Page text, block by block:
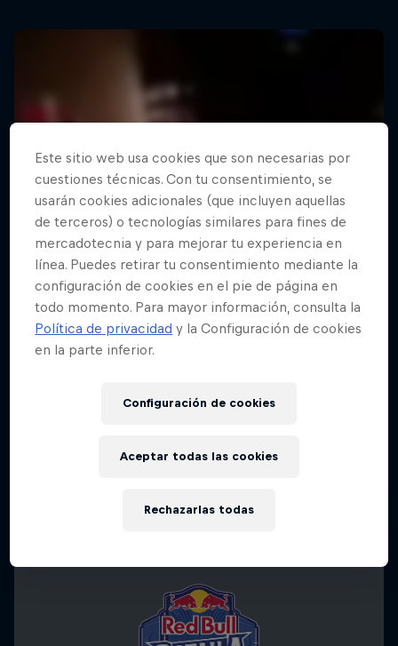
Este sitio web usa cookies que son necesarias por
cuestiones técnicas. Con tu consentimiento, se
usarán cookies adicionales (que incluyen aquellas
de terceros) o tecnologías similares para fines de
mercadotecnia y para mejorar tu experiencia en
línea. Puedes retirar tu consentimiento mediante la
configuración de cookies en el pie de página en
todo momento. Para mayor información, consulta la
Política de privacidad y la Configuración de cookies
en la parte inferior.
Configuración de cookies
Rechazarlas todas
Aceptar todas las cookies